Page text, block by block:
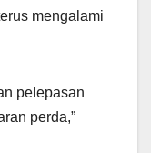
mengalami
pelepasan
perda,”